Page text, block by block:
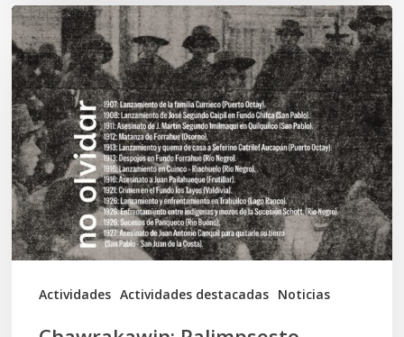
Actividades Actividades destacadas Noticias
Chawrakawin:
Palimpsesto
explora
a
través
del
arte
las
tensiones
documentales